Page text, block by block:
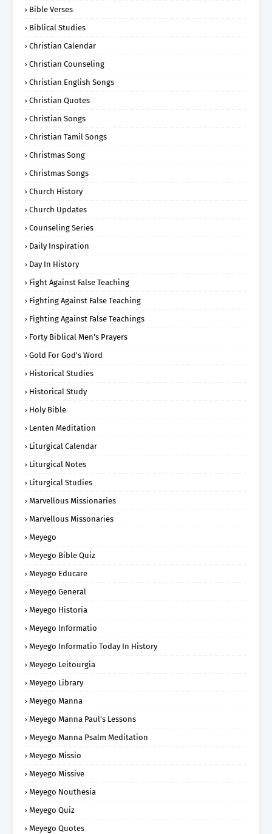
Bible Verses
Biblical Studies
Christian Calendar
Christian Counseling
Christian English Songs
Christian Quotes
Christian Songs
Christian Tamil Songs
Christmas Song
Christmas Songs
Church History
Church Updates
Counseling Series
Daily Inspiration
Day In History
Fight Against False Teaching
Fighting Against False Teaching
Fighting Against False Teachings
Forty Biblical Men's Prayers
Gold For God's Word
Historical Studies
Historical Study
Holy Bible
Lenten Meditation
Liturgical Calendar
Liturgical Notes
Liturgical Studies
Marvellous Missionaries
Marvellous Missonaries
Meyego
Meyego Bible Quiz
Meyego Educare
Meyego General
Meyego Historia
Meyego Informatio
Meyego Informatio Today In History
Meyego Leitourgia
Meyego Library
Meyego Manna
Meyego Manna Paul's Lessons
Meyego Manna Psalm Meditation
Meyego Missio
Meyego Missive
Meyego Nouthesia
Meyego Quiz
Meyego Quotes